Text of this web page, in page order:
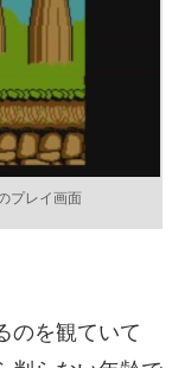
プレイ画面
のを観ていて